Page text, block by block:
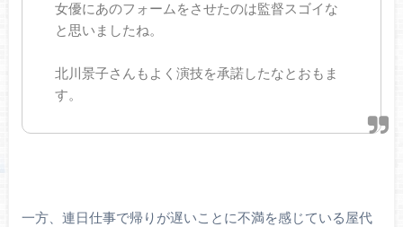
女優にあのフォームをさせたのは監督スゴイな
と思いましたね。
北川景子さんもよく演技を承諾したなとおもま
す。
一方、連日仕事で帰りが遅いことに不満を感じている屋代